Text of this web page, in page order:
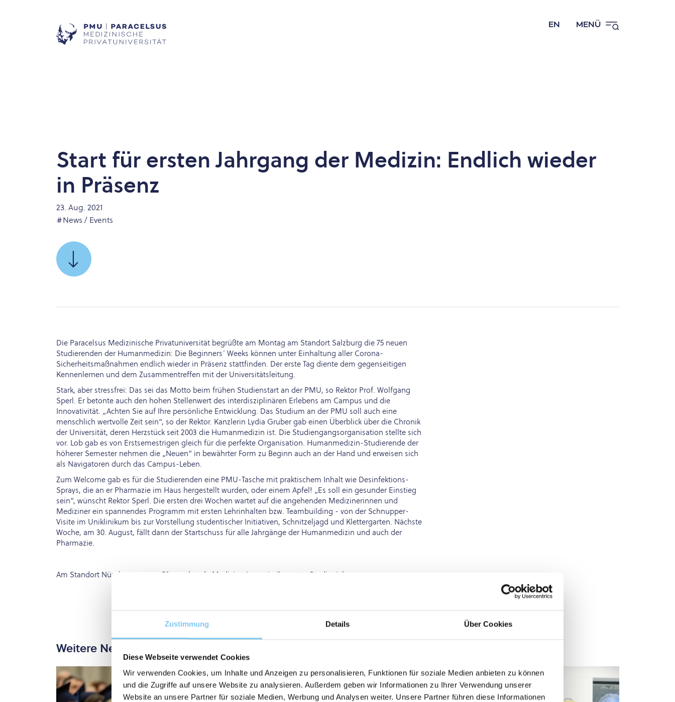
Zustimmung Details Über Cookies
Diese Webseite verwendet Cookies
Wir verwenden Cookies, um Inhalte und Anzeigen zu personalisieren, Funktionen für soziale Medien anbieten zu können
und die Zugriffe auf unsere Website zu analysieren. Außerdem geben wir Informationen zu Ihrer Verwendung unserer
Website an unsere Partner für soziale Medien, Werbung und Analysen weiter. Unsere Partner führen diese Informationen
EN MENÜ
Start für ersten Jahrgang der Medizin: Endlich wieder
in Präsenz
23. Aug. 2021
#News / Events
SCROLLEN
SIE
Die Paracelsus Medizinische Privatuniversität begrüßte am Montag am Standort Salzburg die 75 neuen
Studierenden der Humanmedizin: Die Beginners´ Weeks können unter Einhaltung aller Corona-
Sicherheitsmaßnahmen endlich wieder in Präsenz stattfinden. Der erste Tag diente dem gegenseitigen
Kennenlernen und dem Zusammentreffen mit der Universitätsleitung.
Stark, aber stressfrei: Das sei das Motto beim frühen Studienstart an der PMU, so Rektor Prof. Wolfgang
Sperl. Er betonte auch den hohen Stellenwert des interdisziplinären Erlebens am Campus und die
Innovativität. „Achten Sie auf Ihre persönliche Entwicklung. Das Studium an der PMU soll auch eine
menschlich wertvolle Zeit sein“, so der Rektor. Kanzlerin Lydia Gruber gab einen Überblick über die Chronik
der Universität, deren Herzstück seit 2003 die Humanmedizin ist. Die Studiengangsorganisation stellte sich
vor. Lob gab es von Erstsemestrigen gleich für die perfekte Organisation. Humanmedizin-Studierende der
höherer Semester nehmen die „Neuen“ in bewährter Form zu Beginn auch an der Hand und erweisen sich
als Navigatoren durch das Campus-Leben.
Zum Welcome gab es für die Studierenden eine PMU-Tasche mit praktischem Inhalt wie Desinfektions-
Sprays, die an er Pharmazie im Haus hergestellt wurden, oder einem Apfel! „Es soll ein gesunder Einstieg
sein“, wünscht Rektor Sperl. Die ersten drei Wochen wartet auf die angehenden Medizinerinnen und
Mediziner ein spannendes Programm mit ersten Lehrinhalten bzw. Teambuilding - von der Schnupper-
Visite im Uniklinikum bis zur Vorstellung studentischer Initiativen, Schnitzeljagd und Klettergarten. Nächste
Woche, am 30. August, fällt dann der Startschuss für alle Jahrgänge der Humanmedizin und auch der
Pharmazie.
Am Standort Nürnberg starten 50 angehende MedizinerInnen in ihr erstes Studienjahr.
Weitere News